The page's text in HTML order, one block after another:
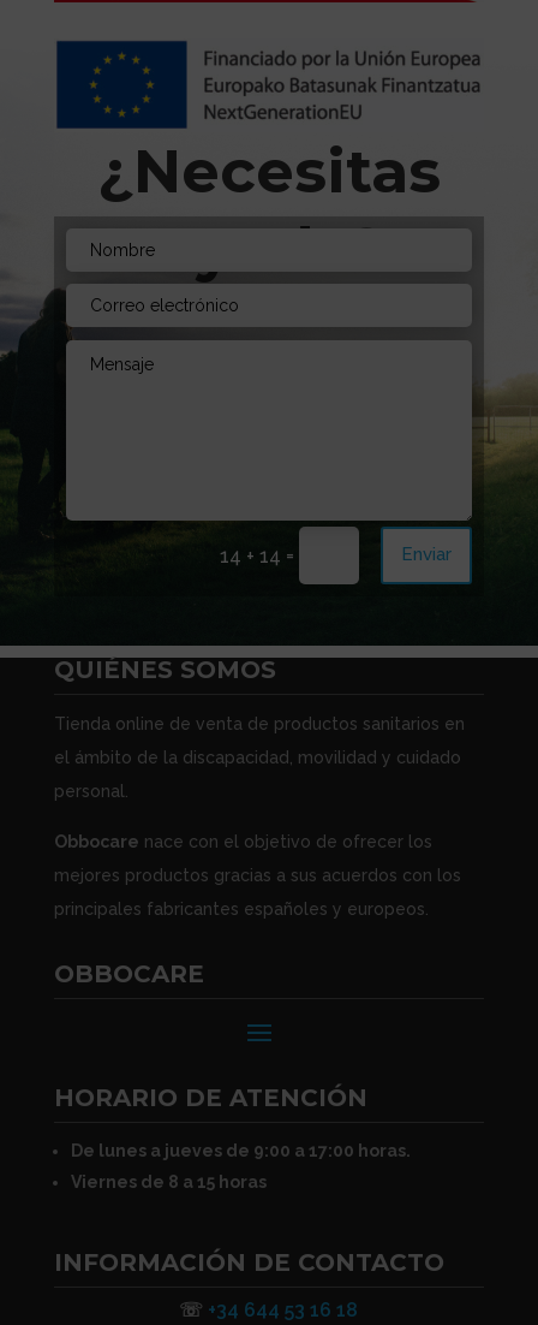
¿Necesitas
Ayuda?
Envíanos un mensaje. Estamos aquí para
14 + 14 = Enviar
QUIÉNES SOMOS
Tienda online de venta de productos sanitarios en
el ámbito de la discapacidad, movilidad y cuidado
personal.
Obbocare nace con el objetivo de ofrecer los
mejores productos gracias a sus acuerdos con los
principales fabricantes españoles y europeos.
OBBOCARE
HORARIO DE ATENCIÓN
De lunes a jueves de 9:00 a 17:00 horas.
Viernes de 8 a 15 horas
INFORMACIÓN DE CONTACTO
☏ +34 644 53 16 18